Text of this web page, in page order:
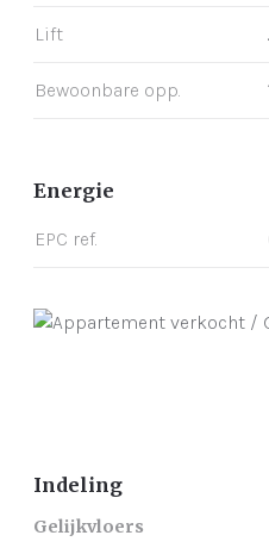
Lift
Bewoonbare opp.
Energie
EPC ref.
Indeling
Gelijkvloers